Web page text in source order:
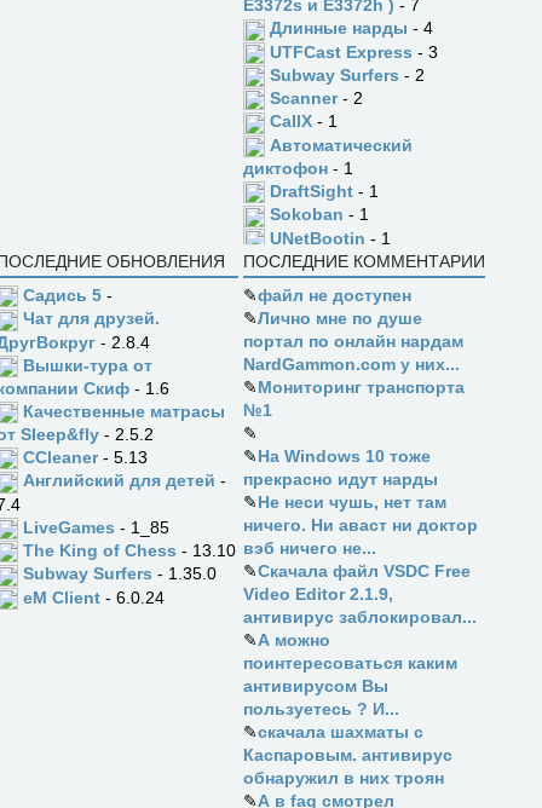
E3372s и E3372h ) - 7
Длинные нарды - 4
UTFCast Express - 3
Subway Surfers - 2
Scanner- 2
CallX - 1
Автоматический
диктофон - 1
DraftSight - 1
Sokoban - 1
UNetBootin - 1
ОБНОВЛЕНИЯ
Садись 5 -
Чат для друзей.
- 2.8.4
Вышки-тура от
Скиф - 1.6
Качественные матрасы
Sleep&fly - 2.5.2
CCleaner- 5.13
Английский для детей -
LiveGames - 1_85
The King of Chess - 13.10
Subway Surfers - 1.35.0
eM Client - 6.0.24
ПОСЛЕДНИЕ КОММЕНТАРИИ
✎файл не доступен
✎Лично мне по душе
портал по онлайн нардам
NardGammon.com у них...
✎Мониторинг транспорта
№1
✎
✎На Windows 10 тоже
прекрасно идут нарды
✎Не неси чушь, нет там
ничего. Ни аваст ни доктор
вэб ничего не...
✎Скачала файл VSDC Free
Video Editor 2.1.9,
антивирус заблокировал...
✎А можно
поинтересоваться каким
антивирусом Вы
пользуетесь ? И...
✎скачала шахматы с
Каспаровым. антивирус
обнаружил в них троян
✎А в faq смотрел